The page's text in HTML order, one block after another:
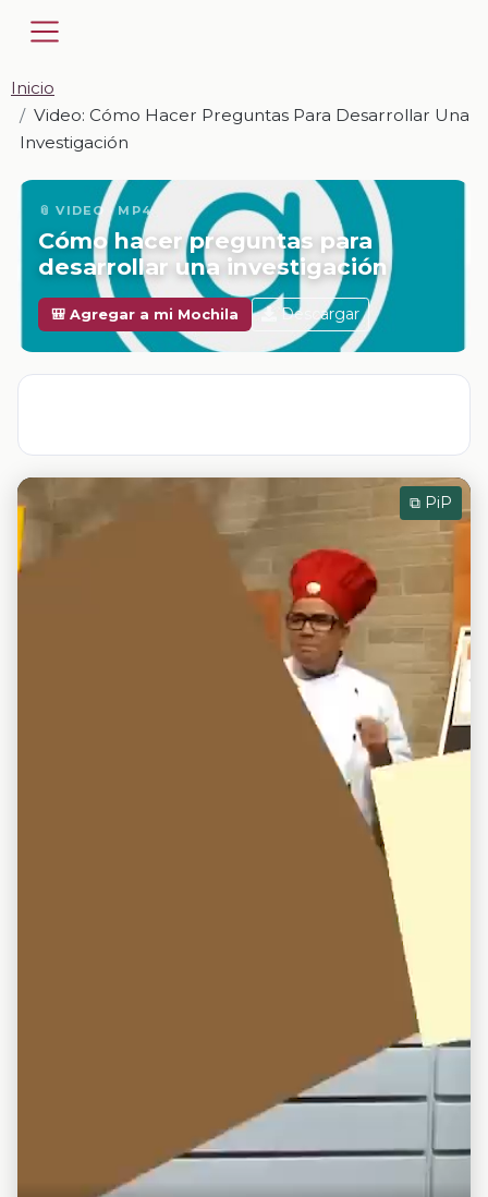
Inicio
Video: Cómo Hacer Preguntas Para Desarrollar Una
Investigación
📎 VIDEO · MP4
Cómo hacer preguntas para
desarrollar una investigación
🎒 Agregar a mi Mochila Descargar
⧉ PiP